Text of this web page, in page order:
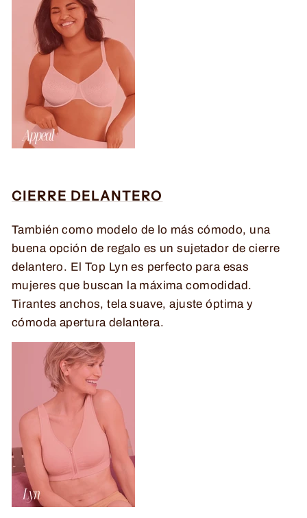
CIERRE DELANTERO
También como modelo de lo más cómodo, una
buena opción de regalo es un sujetador de cierre
delantero. El Top Lyn es perfecto para esas
mujeres que buscan la máxima comodidad.
Tirantes anchos, tela suave, ajuste óptima y
cómoda apertura delantera.